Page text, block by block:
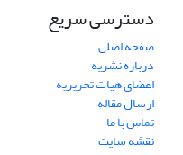
دسترسی سریع
صفحه اصلی
درباره نشریه
اعضای هیات تحریریه
ارسال مقاله
تماس با ما
نقشه سایت